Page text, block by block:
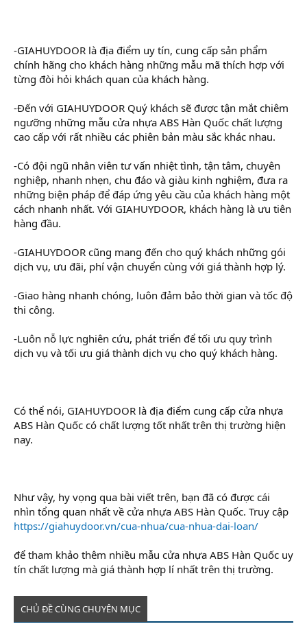
-GIAHUYDOOR là địa điểm uy tín, cung cấp sản phẩm
chính hãng cho khách hàng những mẫu mã thích hợp với
từng đòi hỏi khách quan của khách hàng.
-Đến với GIAHUYDOOR Quý khách sẽ được tận mắt chiêm
ngưỡng những mẫu cửa nhựa ABS Hàn Quốc chất lượng
cao cấp với rất nhiều các phiên bản màu sắc khác nhau.
-Có đội ngũ nhân viên tư vấn nhiệt tình, tận tâm, chuyên
nghiệp, nhanh nhẹn, chu đáo và giàu kinh nghiệm, đưa ra
những biện pháp để đáp ứng yêu cầu của khách hàng một
cách nhanh nhất. Với GIAHUYDOOR, khách hàng là ưu tiên
hàng đầu.
-GIAHUYDOOR cũng mang đến cho quý khách những gói
dịch vụ, ưu đãi, phí vận chuyển cùng với giá thành hợp lý.
-Giao hàng nhanh chóng, luôn đảm bảo thời gian và tốc độ
thi công.
-Luôn nỗ lực nghiên cứu, phát triển để tối ưu quy trình
dịch vụ và tối ưu giá thành dịch vụ cho quý khách hàng.
Có thể nói, GIAHUYDOOR là địa điểm cung cấp cửa nhựa
ABS Hàn Quốc có chất lượng tốt nhất trên thị trường hiện
nay.
Như vậy, hy vọng qua bài viết trên, bạn đã có được cái
nhìn tổng quan nhất về cửa nhựa ABS Hàn Quốc. Truy cập
https://giahuydoor.vn/cua-nhua/cua-nhua-dai-loan/
để tham khảo thêm nhiều mẫu cửa nhựa ABS Hàn Quốc uy
tín chất lượng mà giá thành hợp lí nhất trên thị trường.
CHỦ ĐỀ CÙNG CHUYÊN MỤC